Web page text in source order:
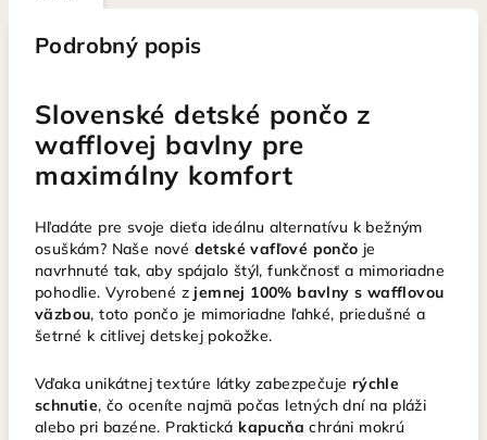
Podrobný popis
Slovenské detské pončo z
wafflovej bavlny pre
maximálny komfort
Hľadáte pre svoje dieťa ideálnu alternatívu k bežným
osuškám? Naše nové detské vafľové pončo je
navrhnuté tak, aby spájalo štýl, funkčnosť a mimoriadne
pohodlie. Vyrobené zjemnej 100% bavlny s wafflovou
väzbou, toto pončo je mimoriadne ľahké, priedušné a
šetrné k citlivej detskej pokožke.
Vďaka unikátnej textúre látky zabezpečuje rýchle
schnutie, čo oceníte najmä počas letných dní na pláži
alebo pri bazéne. Praktická kapucňa chráni mokrú